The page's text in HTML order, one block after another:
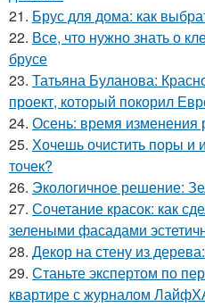
21. Брус для дома: как
22. Все, что нужно знать о
брусе
23. Татьяна Буланова:
проект, который покорил
24. Осень: время изменения
25. Хочешь очистить поры и
точек?
26. Экологичное решение:
27. Сочетание красок: как
зелеными фасадами
28. Декор на стену из
29. Станьте экспертом по
квартире с журналом